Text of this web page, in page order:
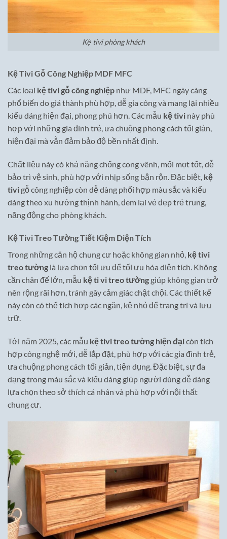
Kệ tivi phòng khách
Kệ Tivi Gỗ Công Nghiệp MDF MFC
Các loại kệ tivi gỗ công nghiệp như MDF, MFC ngày càng
phổ biến do giá thành phù hợp, dễ gia công và mang lại nhiều
kiểu dáng hiện đại, phong phú hơn. Các mẫu kệ tivi này phù
hợp với những gia đình trẻ, ưa chuộng phong cách tối giản,
hiện đại mà vẫn đảm bảo độ bền nhất định.
Chất liệu này có khả năng chống cong vênh, mối mọt tốt, dễ
bảo trì vệ sinh, phù hợp với nhịp sống bận rộn. Đặc biệt, kệ
tivi gỗ công nghiệp còn dễ dàng phối hợp màu sắc và kiểu
dáng theo xu hướng thịnh hành, đem lại vẻ đẹp trẻ trung,
năng động cho phòng khách.
Kệ Tivi Treo Tường Tiết Kiệm Diện Tích
Trong những căn hộ chung cư hoặc không gian nhỏ, kệ tivi
treo tường là lựa chọn tối ưu để tối ưu hóa diện tích. Không
cần chân đế lớn, mẫu kệ ti vi treo tường giúp không gian trở
nên rộng rãi hơn, tránh gây cảm giác chật chội. Các thiết kế
này còn có thể tích hợp các ngăn, kệ nhỏ để trang trí và lưu
trữ.
Tới năm 2025, các mẫu kệ tivi treo tường hiện đạicòn tích
hợp công nghệ mới, dễ lắp đặt, phù hợp với các gia đình trẻ,
ưa chuộng phong cách tối giản, tiện dụng. Đặc biệt, sự đa
dạng trong màu sắc và kiểu dáng giúp người dùng dễ dàng
lựa chọn theo sở thích cá nhân và phù hợp với nội thất
chung cư.